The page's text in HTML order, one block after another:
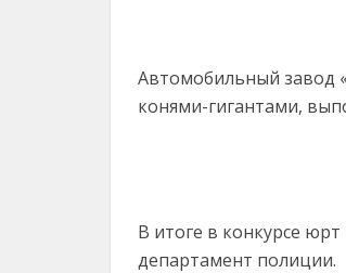
Автомобильный завод
конями-гигантами,
В итоге в конкурсе
департамент полиции.